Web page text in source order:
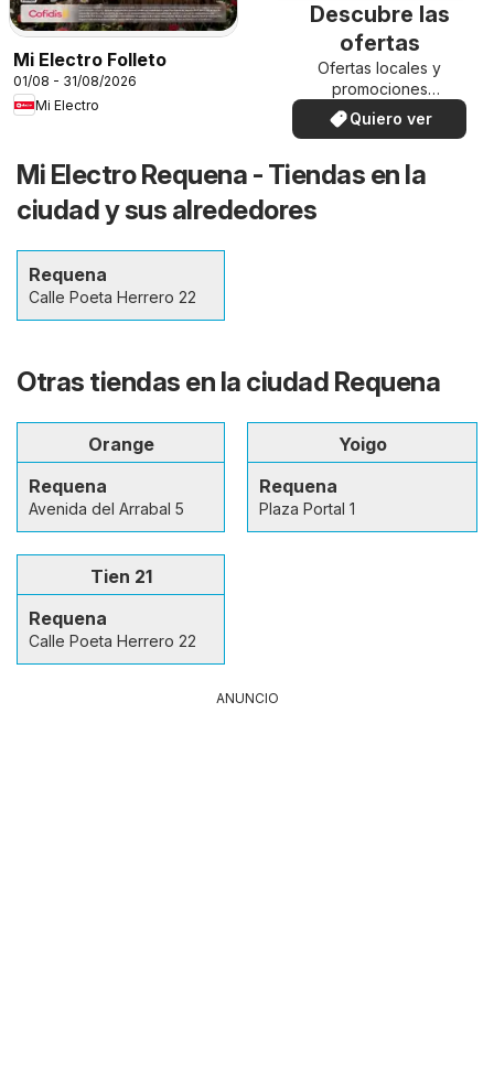
Mi Electro Folleto
01/08 - 31/08/2026
Mi Electro
Descubre las
ofertas
Ofertas locales y
promociones
especiales.
Quiero ver
Mi Electro Requena - Tiendas en la
ciudad y sus alrededores
Requena
Calle Poeta Herrero 22
Otras tiendas en la ciudad Requena
Orange
Requena
Avenida del Arrabal 5
Yoigo
Requena
Plaza Portal 1
Tien 21
Requena
Calle Poeta Herrero 22
ANUNCIO